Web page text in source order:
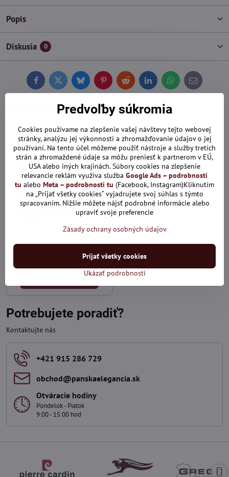
Popis
Diskusia 0
FacebookTwitterBlueskyPinterestReddit LinkedInWhatsApp
E-
mail
Naposledy Vás zaujalo:
Praktická taška na 15,6"
Potrebujete poradiť?
Kontaktujte nás
+421 915 286 729
obchod​@panskaelegancia​.sk
Otváracie hodiny
Pondelok - Piatok
9:00 - 15:00 hod
Predvoľby súkromia
Cookies používame na zlepšenie vašej návštevy tejto webovej
stránky, analýzu jej výkonnosti a zhromažďovanie údajov o jej
používaní. Na tento účel môžeme použiť nástroje a služby tretích
strán a zhromaždené údaje sa môžu preniesť k partnerom v EÚ,
USA alebo iných krajinách. Súbory cookies na zlepšenie
relevancie reklám využíva služba Google Ads – podrobnosti
tu alebo Meta – podrobnosti tu (Facebook, Instagram)Kliknutím
na „Prijať všetky cookies“ vyjadrujete svoj súhlas s týmto
spracovaním. Nižšie môžete nájsť podrobné informácie alebo
upraviť svoje preferencie
Zásady ochrany osobných údajov
Ukázať podrobnosti
Prijať všetky cookies